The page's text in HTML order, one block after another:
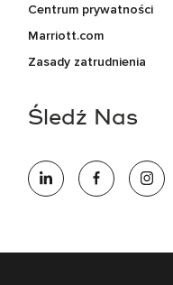
Centrum prywatności
Marriott.com
Zasady zatrudnienia
Śledź Nas